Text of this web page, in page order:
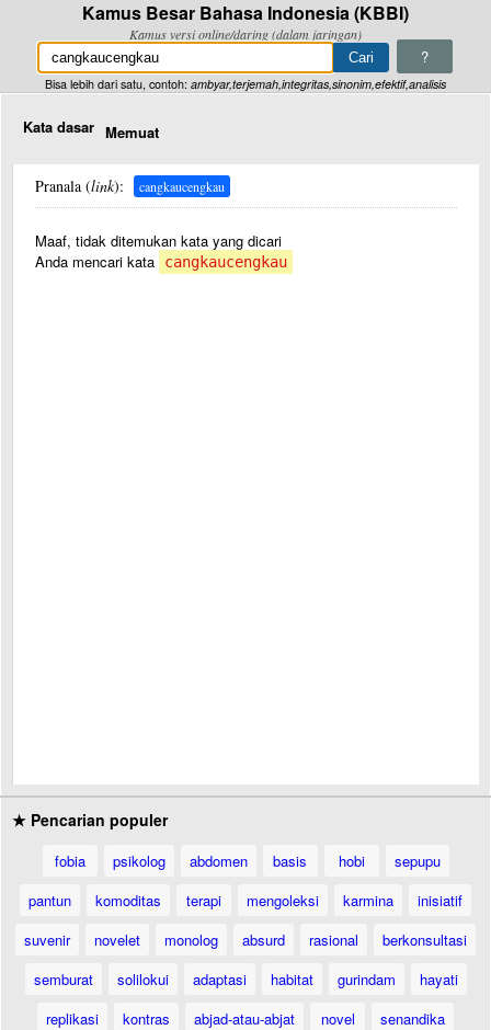
Kamus Besar Bahasa Indonesia (KBBI)
Kamus versi online/daring (dalam jaringan)
?
Bisa lebih dari satu, contoh: ambyar,terjemah,integritas,sinonim,efektif,analisis
Kata dasar Memuat
Pranala (link): cangkaucengkau
Maaf, tidak ditemukan kata yang dicari
Anda mencari kata
cangkaucengkau
★ Pencarian populer
fobia psikolog abdomen basis hobi
sepupu
pantun
komoditas terapi mengoleksi karmina
inisiatif
suvenir
novelet monolog absurd rasional
berkonsultasi
semburat
solilokui adaptasi habitat gurindam
hayati
replikasi
kontras abjad-atau-abjat novel
senandika